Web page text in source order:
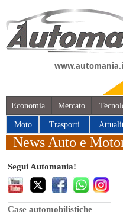
Economia Mercato
Moto Trasporti
News Auto e
Segui Automania!
Case automobilistiche